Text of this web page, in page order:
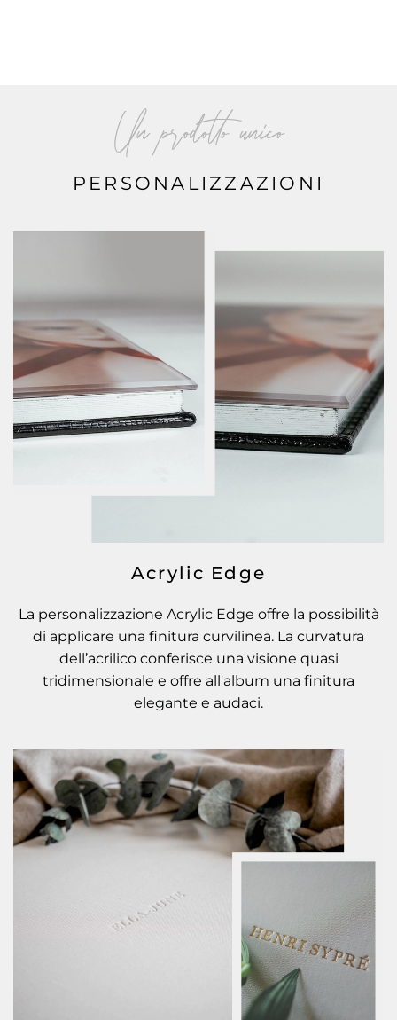
Un prodotto unico
PERSONALIZZAZIONI
Acrylic Edge
La personalizzazione Acrylic Edge offre la possibilità
di applicare una finitura curvilinea. La curvatura
dell’acrilico conferisce una visione quasi
tridimensionale e offre all'album una finitura
elegante e audaci.